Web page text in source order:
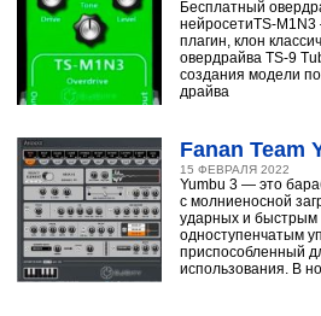
Бесплатный
нейросетиTS-
плагин, клон
овердрайва TS-9
создания модели
драйва
Fanan Team
15 ФЕВРАЛЯ 2022
Yumbu 3 — это
с молниеносной
ударных и быстрым
одноступенчатым
приспособленный
использования. В